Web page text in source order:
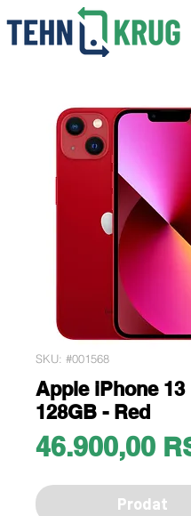
SKU: #001568
Apple iPhone 13
128GB - Red
46.900,00
Prodat